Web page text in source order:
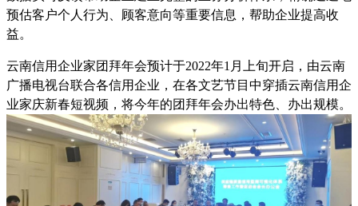
预估客户个人行为、顾客意向等重要信息，帮助企业提高收
益。
云南信用企业家团拜年会预计于2022年1 月上旬开启，由云南
广播电视台联合各信用企业，在各文艺节目中穿插云南信用企
业家庆新春短视频，将今年的团拜年会办出特色、办出规模。